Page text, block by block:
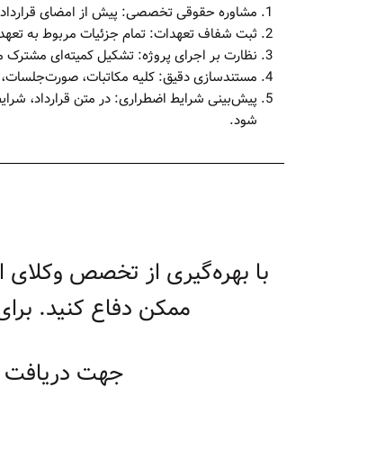
مشاوره حقوقی تخصصی: پیش از امضای
ثبت شفاف تعهدات: تمام جزئیات مربوط به
نظارت بر اجرای پروژه: تشکیل کمیته‌ای مشترک
مستندسازی دقیق: کلیه مکاتبات، صورت‌جلسات،
پیش‌بینی شرایط اضطراری: در متن قرارداد،
شود.
با بهره‌گیری از تخصص وکلای
ممکن دفاع کنید.
جهت دریافت